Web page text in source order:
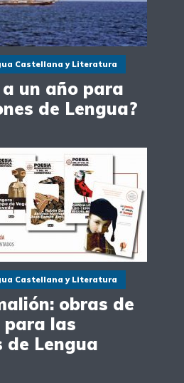
Castellana y Literatura
a un año para
de Lengua?
Castellana y Literatura
obras de
para las
de Lengua